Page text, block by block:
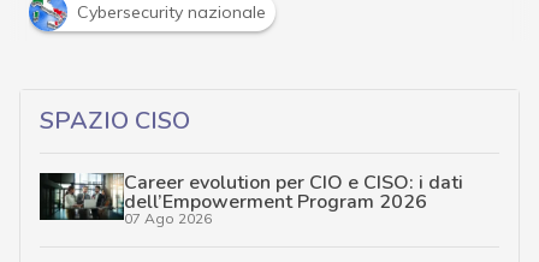
Cybersecurity nazionale
SPAZIO CISO
Career evolution per CIO e CISO: i dati
dell’Empowerment Program 2026
07 Ago 2026